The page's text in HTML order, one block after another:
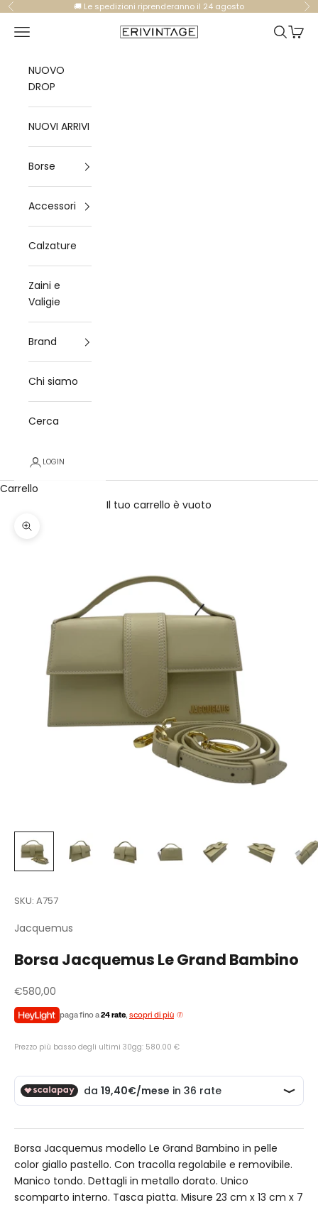
Vai al contenuto
Precedente 🚚 Le spedizioni riprenderanno il 24 agosto
Eri Vintage
Apri il menu di navigazione Mostra
NUOVO
DROP
NUOVI ARRIVI
Borse
Accessori
Calzature
Zaini e
Valigie
Brand
Chi siamo
Cerca
LOGIN
Carrello
Il tuo carrello è vuoto
Ingrandisci immagine
SKU: A757
Jacquemus
Borsa Jacquemus Le Grand Bambino
Prezzo scontato
€580,00
paga fino a24 rate, scopri di più
Prezzo più basso degli ultimi 30gg: 580.00 €
Borsa Jacquemus modello Le Grand Bambino in pelle
color giallo pastello. Con tracolla regolabile e removibile.
Manico tondo. Dettagli in metallo dorato. Unico
scomparto interno. Tasca piatta. Misure 23 cm x 13 cm x 7